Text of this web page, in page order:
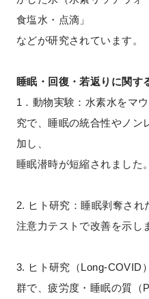
食塩水・点滴」
などが研究されています。
睡眠・回復・若返りに関す
1．動物実験：水素水をマ
究で、睡眠の統合性やノン
加し、
睡眠潜時が短縮されました。
2. ヒト研究：睡眠剥奪さ
注意力テストで改善を示し
3. ヒト研究（Long‑COVID
群で、疲労度・睡眠の質（